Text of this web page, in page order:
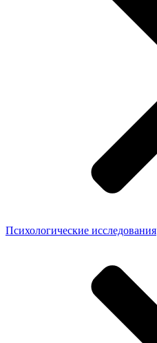
Психологические исследования